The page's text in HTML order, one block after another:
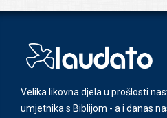
Velika likovna djela u prošlosti
umjetnika s Biblijom - a i danas